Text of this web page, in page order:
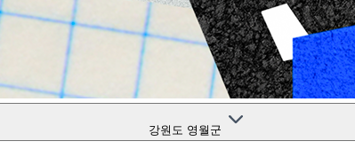
강원도 영월군